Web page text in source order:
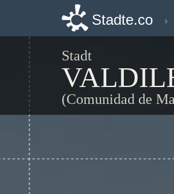
Stadte.co
Stadt
(Comunidad de
Stadte.co